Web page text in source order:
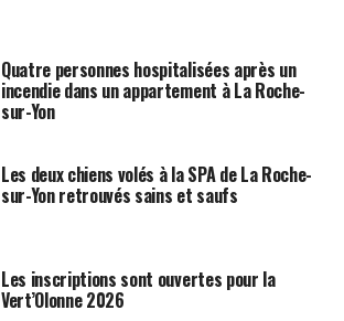
Quatre personnes hospitalisées après un
incendie dans un appartement à La Roche-
sur-Yon
Les deux chiens volés à la SPA de La Roche-
sur-Yon retrouvés sains et saufs
Les inscriptions sont ouvertes pour la
Vert’Olonne 2026